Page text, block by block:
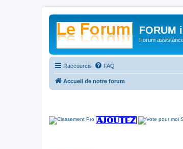
FORUM
Forum
Raccourcis FAQ
Accueil de notre forum